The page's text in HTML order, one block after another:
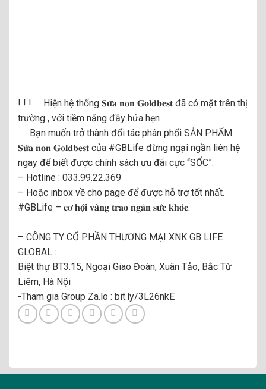
! ! !
Hiện hệ thống 𝐒𝐮̛̃𝐚 𝐧𝐨𝐧 𝐆𝐨𝐥𝐝𝐛𝐞𝐬𝐭 đã có mặt trên thị
trường , với tiềm năng đầy hứa hẹn .
Bạn muốn trở thành đối tác phân phối SẢN PHẨM
𝐒𝐮̛̃𝐚 𝐧𝐨𝐧 𝐆𝐨𝐥𝐝𝐛𝐞𝐬𝐭 của #GBLife đừng ngại ngần liên hệ
ngay để biết được chính sách ưu đãi cực “SỐC”:
– Hotline : 033.99.22.369
– Hoặc inbox về cho page để được hỗ trợ tốt nhất.
#GBLife – 𝐜𝐨̛ 𝐡𝐨̣̂𝐢 𝐯𝐚̀𝐧𝐠 𝐭𝐫𝐚𝐨 𝐧𝐠𝐚̀𝐧 𝐬𝐮̛́𝐜 𝐤𝐡𝐨̉𝐞.
– CÔNG TY CỔ PHẦN THƯƠNG MẠI XNK GB LIFE
GLOBAL :
Biệt thự BT3.15, Ngoại Giao Đoàn, Xuân Tảo, Bắc Từ
Liêm, Hà Nội
-Tham gia Group Za.lo : bit.ly/3L26nkE